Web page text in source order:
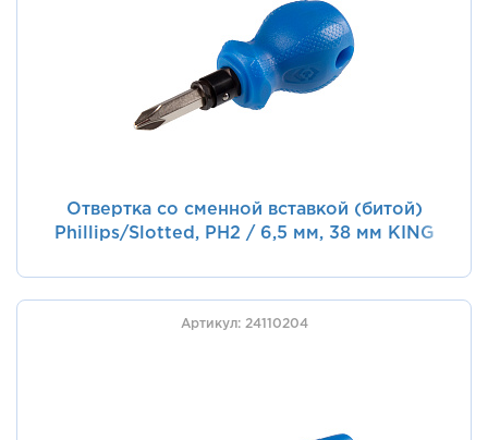
Отвертка со сменной вставкой (битой)
Phillips/Slotted, PH2 / 6,5 мм, 38 мм KING
Артикул: 24110204